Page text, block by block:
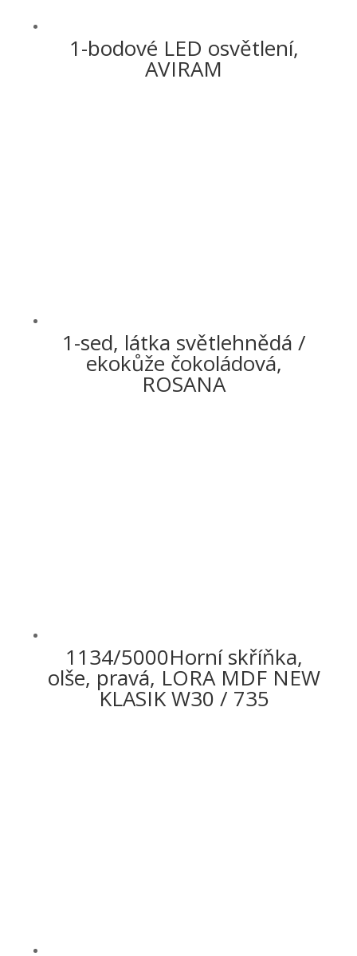
1-bodové LED osvětlení,
AVIRAM
1-sed, látka světlehnědá /
ekokůže čokoládová,
ROSANA
1134/5000Horní skříňka,
olše, pravá, LORA MDF NEW
KLASIK W30 / 735